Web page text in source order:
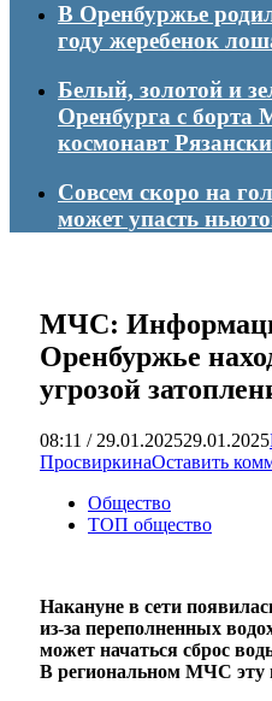
В Оренбуржье
году жеребенок
Белый, золотой и
Оренбурга с борта
космонавт
Совсем скоро на
может упасть
МЧС:
Оренбуржье
угрозой
08:11 / 29.01.202529.01.2025
ПросвиркинаОставить
Общество
ТОП общество
Накануне в сети
из-за переполненных
может начаться сброс
В региональном МЧС эту